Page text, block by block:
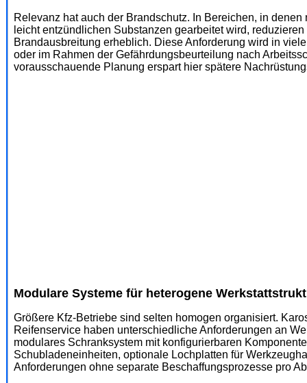
Relevanz hat auch der Brandschutz. In Bereichen, in
leicht entzündlichen Substanzen gearbeitet wird,
Brandausbreitung erheblich. Diese Anforderung wird in
oder im Rahmen der Gefährdungsbeurteilung nach
vorausschauende Planung erspart hier spätere
Modulare Systeme für heterogene
Größere Kfz-Betriebe sind selten homogen organisiert.
Reifenservice haben unterschiedliche Anforderungen an
modulares Schranksystem mit konfigurierbaren
Schubladeneinheiten, optionale Lochplatten für
Anforderungen ohne separate Beschaffungsprozesse pro